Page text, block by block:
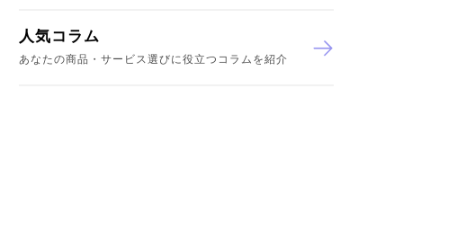
人気コラム
あなたの商品・サービス選びに役立つコラムを紹介